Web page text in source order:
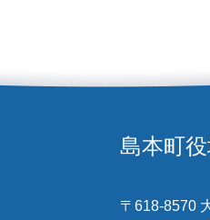
島本町
〒618-8570